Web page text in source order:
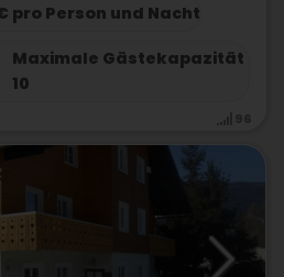
pro Person und Nacht
Maximale Gästekapazität
10